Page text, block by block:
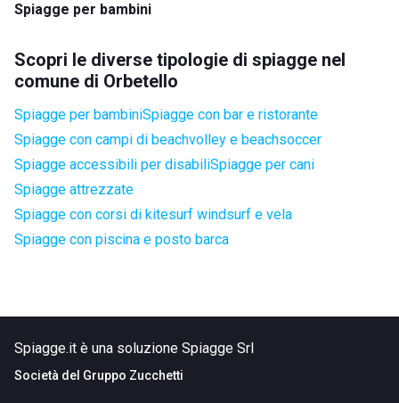
Spiagge per bambini
Scopri le diverse tipologie di spiagge nel
comune di Orbetello
Spiagge per bambiniSpiagge con bar e ristorante
Spiagge con campi di beachvolley e beachsoccer
Spiagge accessibili per disabiliSpiagge per cani
Spiagge attrezzate
Spiagge con corsi di kitesurf windsurf e vela
Spiagge con piscina e posto barca
Spiagge.it è una soluzione Spiagge Srl
Società del Gruppo Zucchetti